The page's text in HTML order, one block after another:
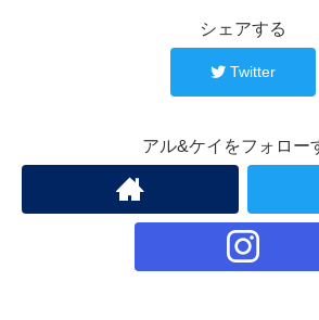
シェアする
Twitter
アル&ケイをフォロー